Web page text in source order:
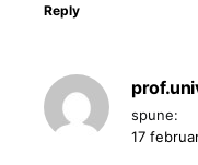
Reply
spune:
17